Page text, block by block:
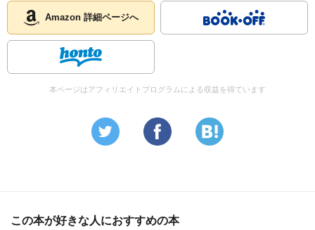
Amazon 詳細ページへ
本ページはアフィリエイトプログラムによる収益を得ています
この本が好きな人におすすめの本